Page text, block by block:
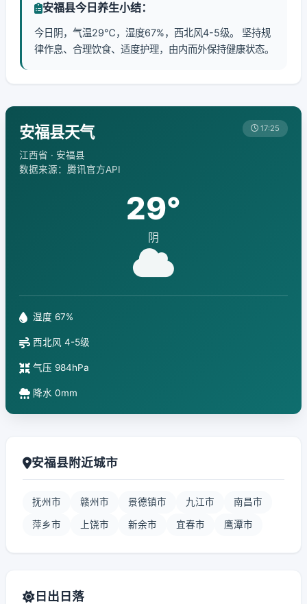
安福县今日养生小结：
今日阴，气温29℃，湿度67%，西北风4-5级。 坚持规
律作息、合理饮食、适度护理，由内而外保持健康状态。
安福县天气
江西省 · 安福县
数据来源：腾讯官方API
17:25
29°
阴
湿度 67%
西北风 4-5级
气压 984hPa
降水 0mm
安福县附近城市
抚州市 赣州市 景德镇市 九江市 南昌市
萍乡市 上饶市 新余市 宜春市 鹰潭市
日出日落